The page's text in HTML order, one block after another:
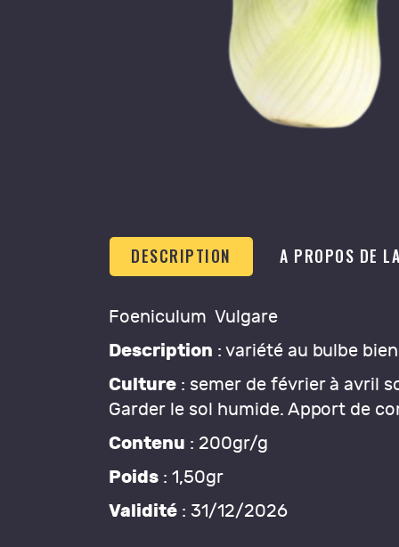
DESCRIPTION A PROPOS DE
Foeniculum Vulgare
Description : variété au bulbe
Culture: semer de février à avril
Garder le sol humide. Apport de
Contenu : 200gr/g
Poids: 1,50gr
Validité: 31/12/2026